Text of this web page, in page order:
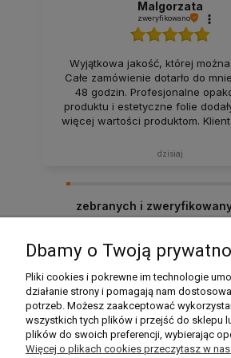
Malgorzata
zweryfikowano
Wyjątkowa jakość, której
Całe zamówienie dotarło do
48 godzin. Profesjonalne
produktu i estetyczne folie
więcej wartości produktom.
dania, które smakują jak z
przyjemność.
dzisiaj
zebranych i
Moje konto
Płatności i dostawa
Dbamy o Twoją
Pliki cookies i pokrewne im technologie
działanie strony i pomagają nam
potrzeb. Możesz zaakceptować
wszystkich tych plików i przejść do sklepu
plików do swoich preferencji, wybierając
Więcej o plikach cookies przeczytasz w